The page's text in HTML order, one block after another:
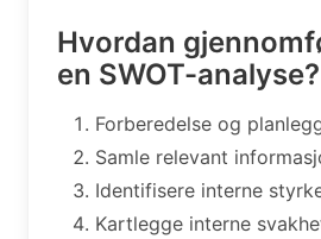
Hvordan
en SWOT-analyse?
Forberedelse og
Samle relevant
Identifisere interne
Kartlegge interne